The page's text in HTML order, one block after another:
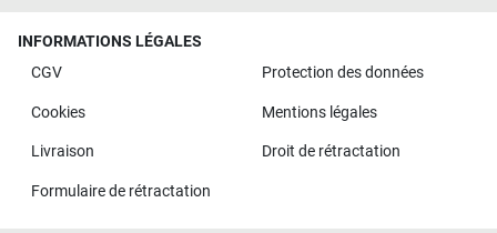
INFORMATIONS LÉGALES
CGV
Protection des données
Cookies Mentions légales
Livraison Droit de rétractation
Formulaire de rétractation